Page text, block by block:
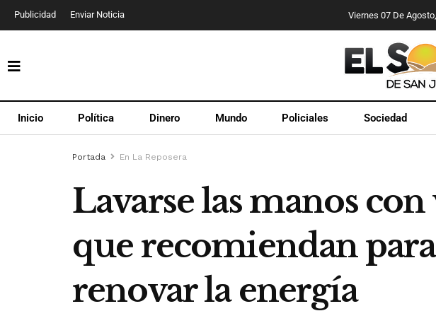
Publicidad Enviar Noticia Viernes 07 De
Inicio Política Dinero Mundo Policiales Sociedad
Portada En La Reposera
Lavarse las manos
que recomiendan
renovar la energía